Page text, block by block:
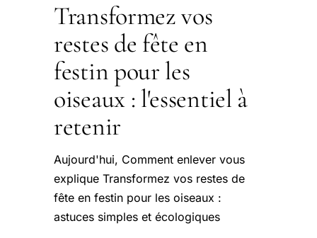
Transformez vos
restes de fête en
festin pour les
oiseaux : l'essentiel à
retenir
Aujourd'hui, Comment enlever vous
explique Transformez vos restes de
fête en festin pour les oiseaux :
astuces simples et écologiques